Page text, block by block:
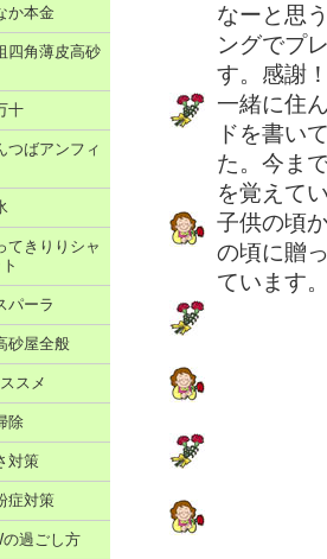
なーと思
ングでプ
す。感謝
一緒に住
ドを書い
た。今ま
を覚えて
子供の頃
の頃に贈
ています
か本金
四角薄皮高砂
十
つばアンフィ
てきりりシャ
パーラ
砂屋全般
スメ
除
対策
症対策
の過ごし方